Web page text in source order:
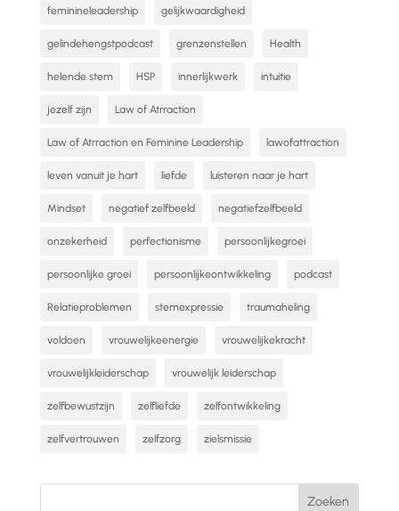
feminineleadership gelijkwaardigheid
gelindehengstpodcast grenzenstellen Health
helende stem HSP innerlijkwerk intuitie
jezelf zijn Law of Atrraction
Law of Atrraction en Feminine Leadership lawofattraction
leven vanuit je hart liefde luisteren naar je hart
Mindset negatief zelfbeeld negatiefzelfbeeld
onzekerheid perfectionisme persoonlijkegroei
persoonlijke groei persoonlijkeontwikkeling podcast
Relatieproblemen stemexpressie traumaheling
voldoen vrouwelijkeenergie vrouwelijkekracht
vrouwelijkleiderschap vrouwelijk leiderschap
zelfbewustzijn zelfliefde zelfontwikkeling
zelfvertrouwen zelfzorg zielsmissie